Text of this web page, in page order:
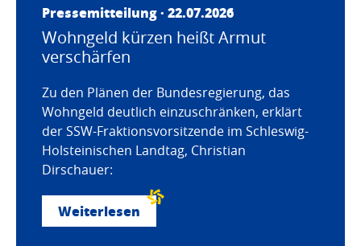
Pressemitteilung · 22.07.2026
Wohngeld kürzen heißt Armut
verschärfen
Zu den Plänen der Bundesregierung, das
Wohngeld deutlich einzuschränken, erklärt
der SSW-Fraktionsvorsitzende im Schleswig-
Holsteinischen Landtag, Christian
Dirschauer:
Weiterlesen